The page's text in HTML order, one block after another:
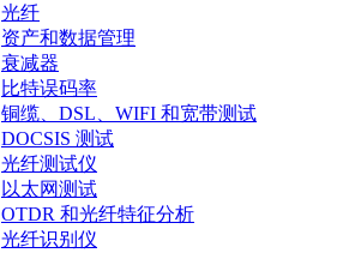
光纤
资产和数据管理
衰减器
比特误码率
铜缆、DSL、WIFI 和宽带测试
DOCSIS 测试
光纤测试仪
以太网测试
OTDR 和光纤特征分析
光纤识别仪